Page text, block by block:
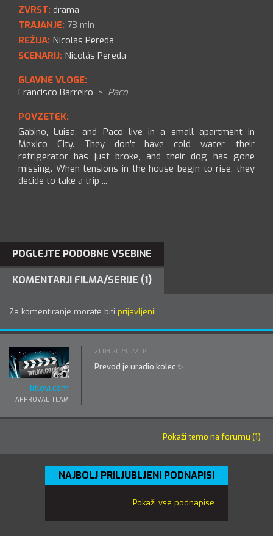
ZVRST: drama
TRAJANJE: 73 min
REŽIJA: Nicolás Pereda
SCENARIJ: Nicolás Pereda
GLAVNE VLOGE:
Francisco Barreiro > Paco
POVZETEK:
Gabino, Luisa, and Paco live in a small apartment in
Mexico City. They don't have cold water, their
refrigerator has just broke, and their dog has gone
missing. When tensions in the house begin to rise, they
decide to take a trip ...
POGLEJTE PODOBNE VSEBINE
KOMENTARJI FILMA/SERIJE (1)
Za komentiranje morate biti prijavljeni!
titlovi.com
APPROVAL TEAM
21.03.2023. 22:04
Prevod je uradio kolec ✨
Pokaži temo na forumu (1)
NAJBOLJ PRILJUBLJENI PODNAPISI
Pokaži vse podnapise